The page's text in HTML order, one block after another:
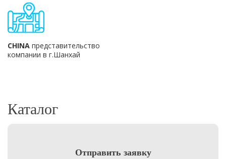
CHINA представительство
компании в г.Шанхай
Каталог
Отправить заявку